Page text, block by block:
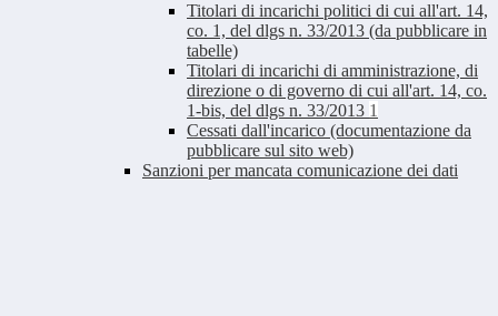
Titolari di incarichi politici di cui all'art. 14,
co. 1, del dlgs n. 33/2013 (da pubblicare in
tabelle)
Titolari di incarichi di amministrazione, di
direzione o di governo di cui all'art. 14, co.
1-bis, del dlgs n. 33/2013 1
Cessati dall'incarico (documentazione da
pubblicare sul sito web)
Sanzioni per mancata comunicazione dei dati